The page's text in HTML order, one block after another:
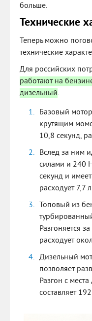
больше.
Технические
Теперь можно
технические
Для российских
работают на
дизельный.
Базовый
крутящим
10,8 секунд,
Вслед за ним
силами и 240
секунд и
расходует 7,7
Топовый из
Разгоняется
расходует
Дизельный
позволяет
Разгон с
составляет